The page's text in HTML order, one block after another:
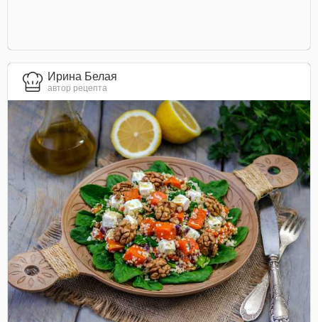
Ирина Белая
автор рецепта